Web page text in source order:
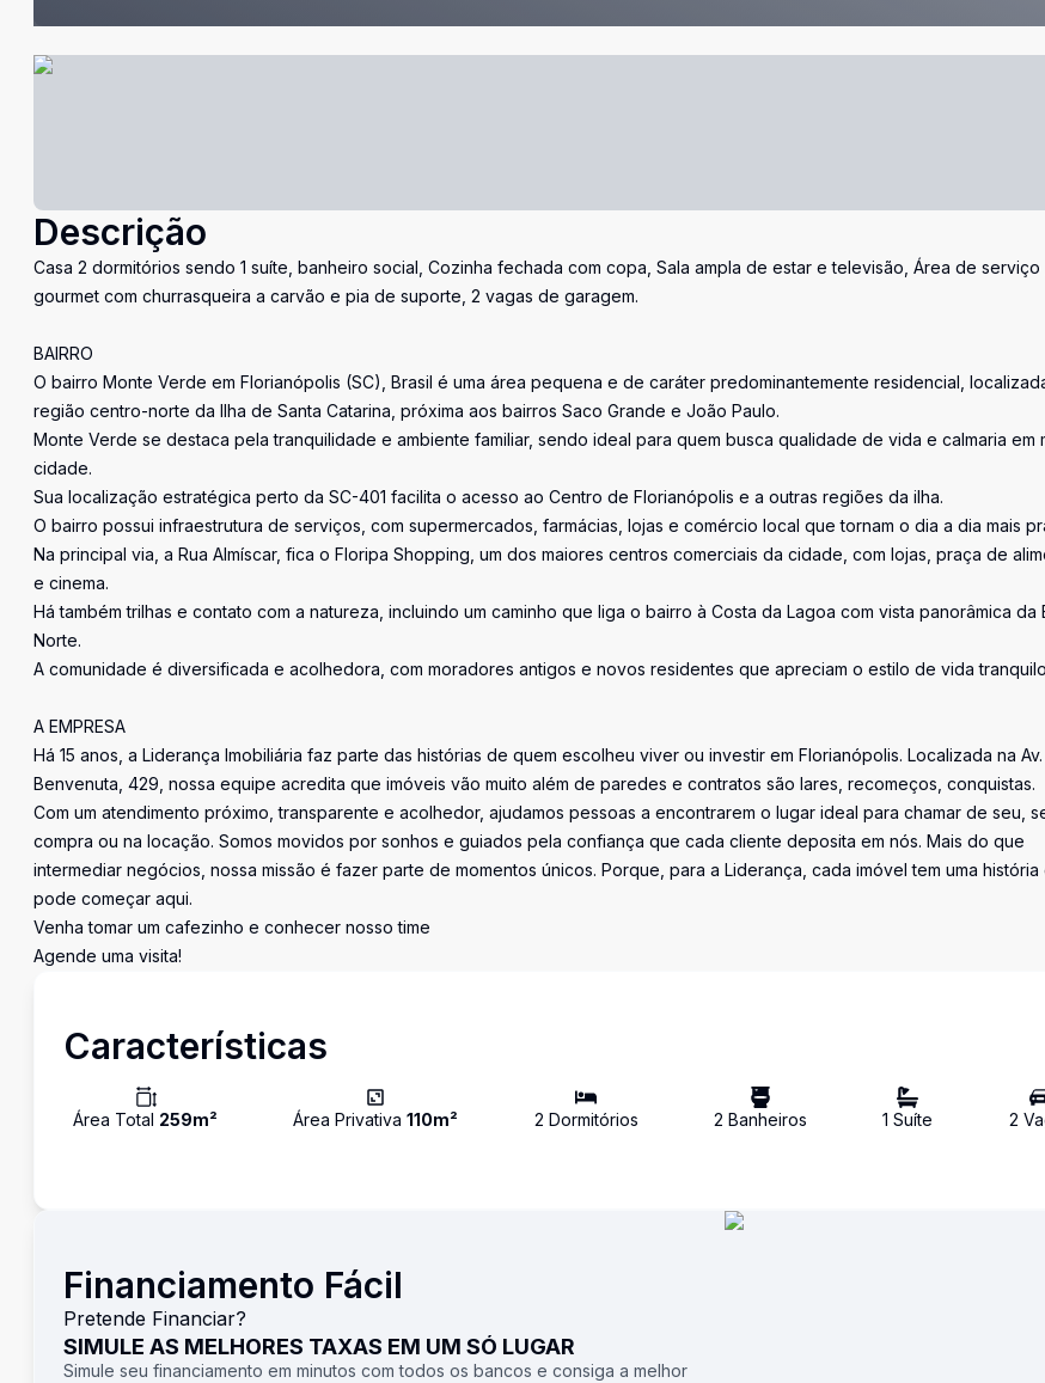
Descrição
Casa 2 dormitórios sendo 1 suíte, banheiro social, Cozinha fechada com copa, Sala ampla de estar e televisão, Área de serviço
gourmet com churrasqueira a carvão e pia de suporte, 2 vagas de garagem.
BAIRRO
O bairro Monte Verde em Florianópolis (SC), Brasil é uma área pequena e de caráter predominantemente residencial,
região centro-norte da Ilha de Santa Catarina, próxima aos bairros Saco Grande e João Paulo.
Monte Verde se destaca pela tranquilidade e ambiente familiar, sendo ideal para quem busca qualidade de vida e calmaria em
cidade.
Sua localização estratégica perto da SC-401 facilita o acesso ao Centro de Florianópolis e a outras regiões da ilha.
O bairro possui infraestrutura de serviços, com supermercados, farmácias, lojas e comércio local que tornam o dia a dia mais
Na principal via, a Rua Almíscar, fica o Floripa Shopping, um dos maiores centros comerciais da cidade, com lojas, praça de
e cinema.
Há também trilhas e contato com a natureza, incluindo um caminho que liga o bairro à Costa da Lagoa com vista panorâmica da
Norte.
A comunidade é diversificada e acolhedora, com moradores antigos e novos residentes que apreciam o estilo de vida
A EMPRESA
Há 15 anos, a Liderança Imobiliária faz parte das histórias de quem escolheu viver ou investir em Florianópolis. Localizada na
Benvenuta, 429, nossa equipe acredita que imóveis vão muito além de paredes e contratos são lares, recomeços, conquistas.
Com um atendimento próximo, transparente e acolhedor, ajudamos pessoas a encontrarem o lugar ideal para chamar de seu,
compra ou na locação. Somos movidos por sonhos e guiados pela confiança que cada cliente deposita em nós. Mais do que
intermediar negócios, nossa missão é fazer parte de momentos únicos. Porque, para a Liderança, cada imóvel tem uma história
pode começar aqui.
Venha tomar um cafezinho e conhecer nosso time
Agende uma visita!
Características
Área Total 259m² Área Privativa110m² 2 Dormitórios 2 Banheiros 1 Suíte 2
Financiamento Fácil
Pretende Financiar?
SIMULE AS MELHORES TAXAS EM UM SÓ LUGAR
Simule seu financiamento em minutos com todos os bancos e consiga a melhor